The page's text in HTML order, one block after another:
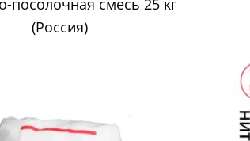
посолочная смесь 25 кг
(Россия)